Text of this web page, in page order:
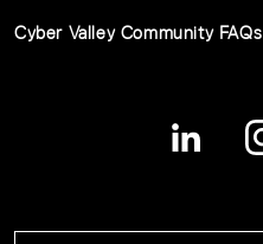
Cyber Valley Community FAQs